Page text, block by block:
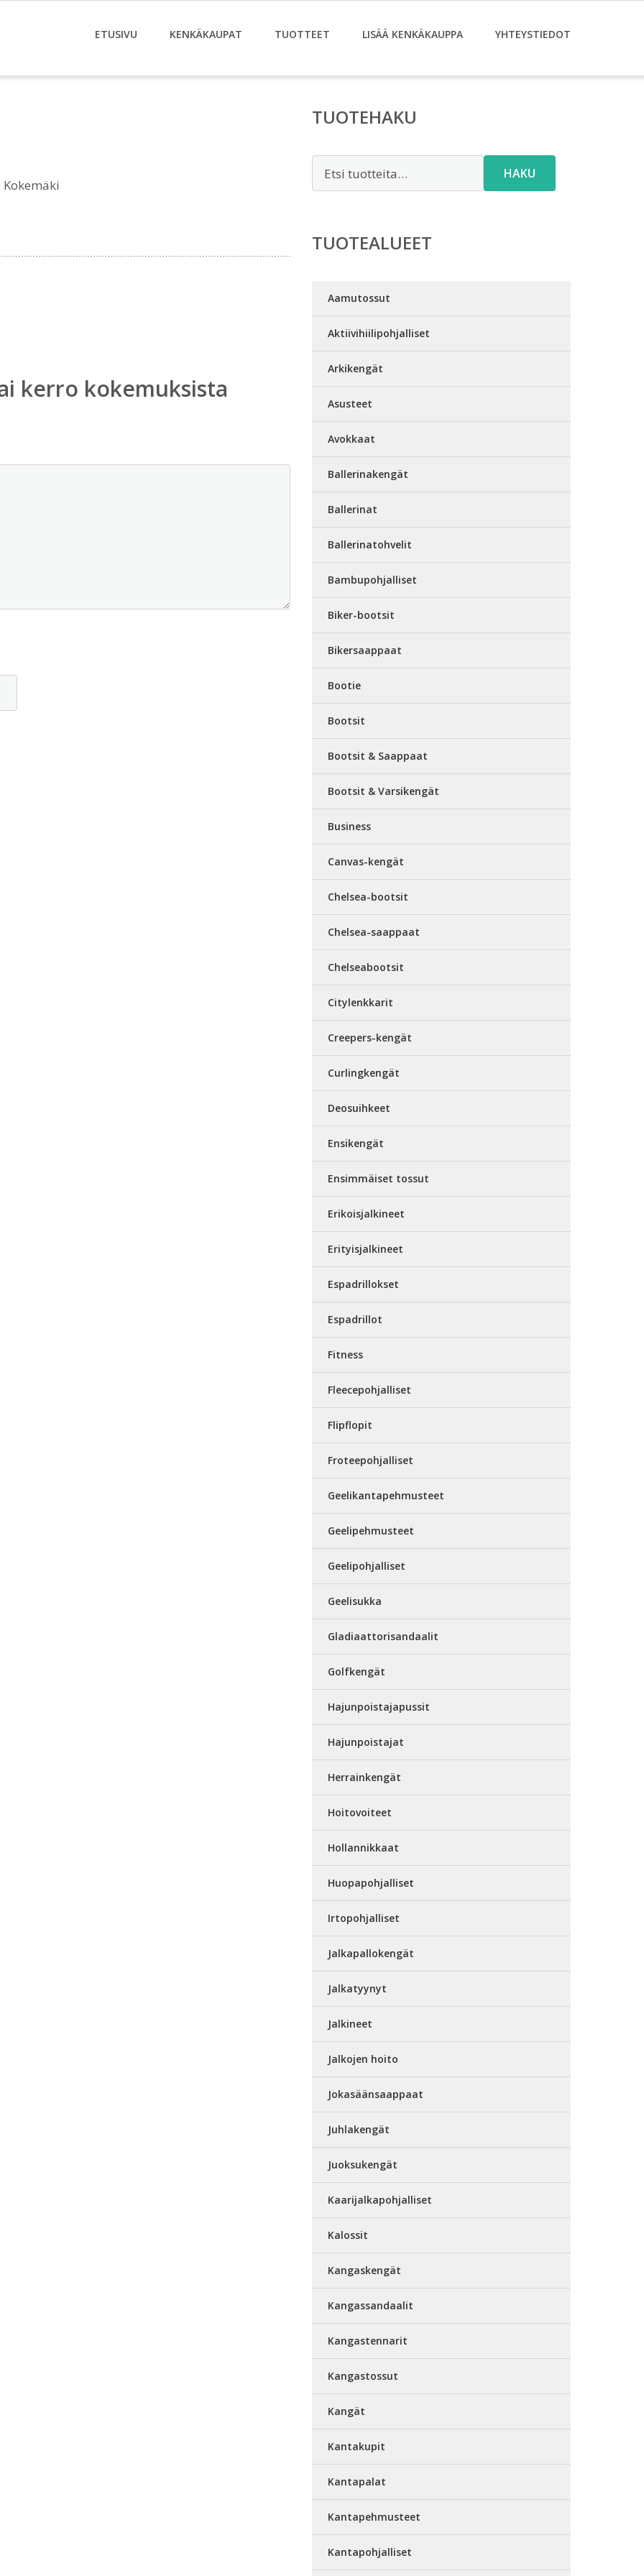
ETUSIVU KENKÄKAUPAT TUOTTEET LISÄÄ KENKÄKAUPPA YHTEYSTIEDOT
kerro kokemuksista
TUOTEHAKU
HAKU
TUOTEALUEET
Aamutossut
Aktiivihiilipohjalliset
Arkikengät
Asusteet
Avokkaat
Ballerinakengät
Ballerinat
Ballerinatohvelit
Bambupohjalliset
Biker-bootsit
Bikersaappaat
Bootie
Bootsit
Bootsit & Saappaat
Bootsit & Varsikengät
Business
Canvas-kengät
Chelsea-bootsit
Chelsea-saappaat
Chelseabootsit
Citylenkkarit
Creepers-kengät
Curlingkengät
Deosuihkeet
Ensikengät
Ensimmäiset tossut
Erikoisjalkineet
Erityisjalkineet
Espadrillokset
Espadrillot
Fitness
Fleecepohjalliset
Flipflopit
Froteepohjalliset
Geelikantapehmusteet
Geelipehmusteet
Geelipohjalliset
Geelisukka
Gladiaattorisandaalit
Golfkengät
Hajunpoistajapussit
Hajunpoistajat
Herrainkengät
Hoitovoiteet
Hollannikkaat
Huopapohjalliset
Irtopohjalliset
Jalkapallokengät
Jalkatyynyt
Jalkineet
Jalkojen hoito
Jokasäänsaappaat
Juhlakengät
Juoksukengät
Kaarijalkapohjalliset
Kalossit
Kangaskengät
Kangassandaalit
Kangastennarit
Kangastossut
Kangät
Kantakupit
Kantapalat
Kantapehmusteet
Kantapohjalliset